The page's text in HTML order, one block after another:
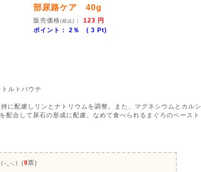
部尿路ケア 40g
販売価格(税込) ： 123 円
ポイント： 2％ ( 3 Pt)
ルトパウチ
に配慮しリンとナトリウムを調整。また、マグネシウムとカルシ
配合して尿石の形成に配慮。なめて食べられるまぐろのペースト
-_-;）(0票)